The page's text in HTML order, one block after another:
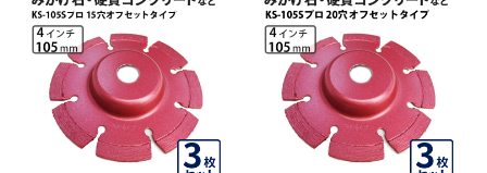
(ks-105spro-b) KS-105S
PRO-B-03